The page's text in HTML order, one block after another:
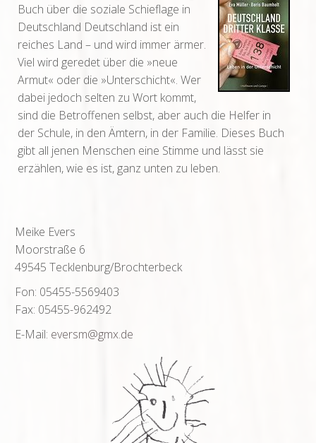
Buch über die soziale Schieflage in
Deutschland Deutschland ist ein
reiches Land – und wird immer ärmer.
Viel wird geredet über die »neue
Armut« oder die »Unterschicht«. Wer
dabei jedoch selten zu Wort kommt,
sind die Betroffenen selbst, aber auch die Helfer in
der Schule, in den Ämtern, in der Familie. Dieses Buch
gibt all jenen Menschen eine Stimme und lässt sie
erzählen, wie es ist, ganz unten zu leben.
Meike Evers
Moorstraße 6
49545 Tecklenburg/Brochterbeck
Fon: 05455-5569403
Fax: 05455-962492
E-Mail: eversm@gmx.de